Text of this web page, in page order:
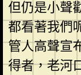
但仍是小聲
都看著我們
管人高聲宣
得者，老河